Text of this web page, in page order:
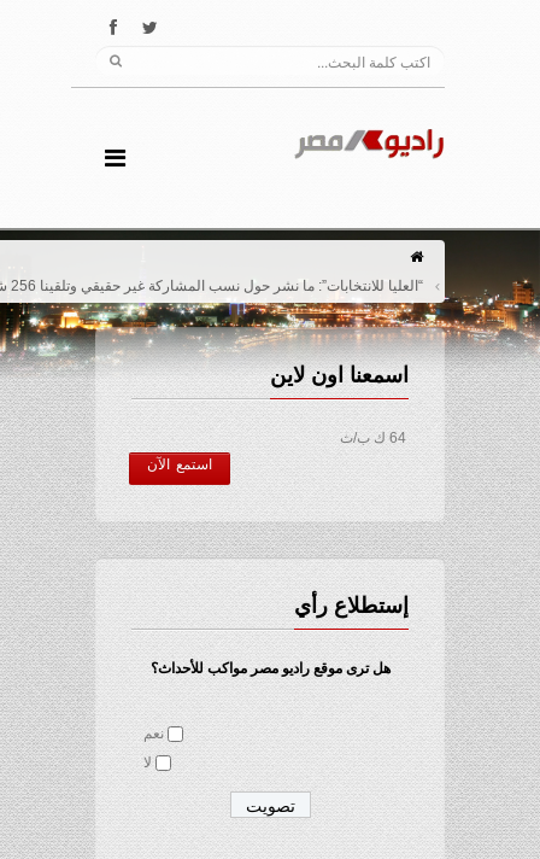
“العليا للانتخابات”: ما نشر حول نسب المشاركة غير حقيقي وتلقينا 256 شكوى
اسمعنا اون لاين
64 ك ب/ث
استمع الآن
إستطلاع رأي
هل ترى موقع راديو مصر مواكب للأحداث؟
نعم
لا